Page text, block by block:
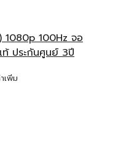
100Hz จอ
ประกันศูนย์ 3ปี
เพิ่ม